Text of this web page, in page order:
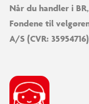
Når du handler i
Fondene til
A/S (CVR: